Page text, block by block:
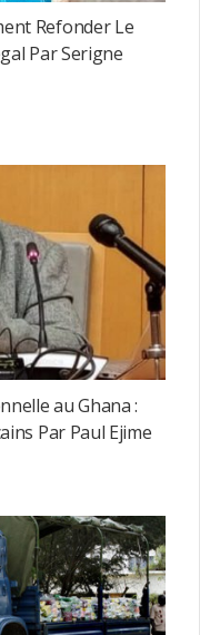
Refonder Le
Par Serigne
au Ghana :
Par Paul Ejime